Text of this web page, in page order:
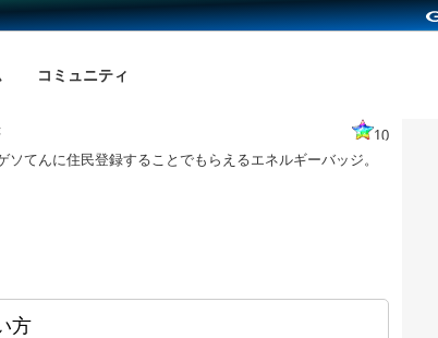
コミュニティ
10
ソてんに住民登録することでもらえるエネルギーバッジ。
方